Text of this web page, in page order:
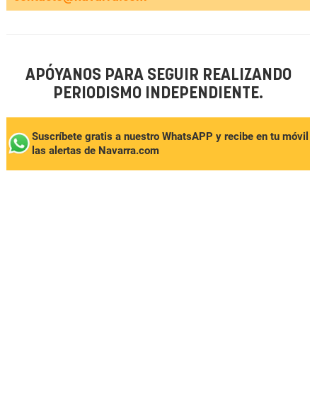
APÓYANOS PARA SEGUIR REALIZANDO
PERIODISMO INDEPENDIENTE.
Suscríbete gratis a nuestro WhatsAPP y recibe en tu móvil
las alertas de Navarra.com